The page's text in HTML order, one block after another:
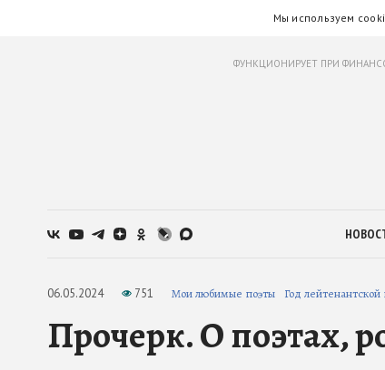
Мы используем
ФУНКЦИОНИРУЕТ ПРИ
06.05.2024 751 Мои любимые поэты Год лейтенантской
Прочерк. О поэтах,